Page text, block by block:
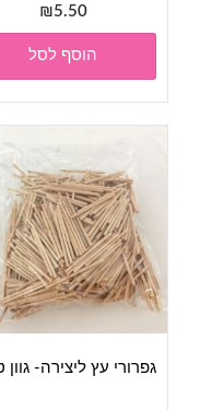
₪5.50
הוסף לסל
גפרורי עץ ליצירה- גוון